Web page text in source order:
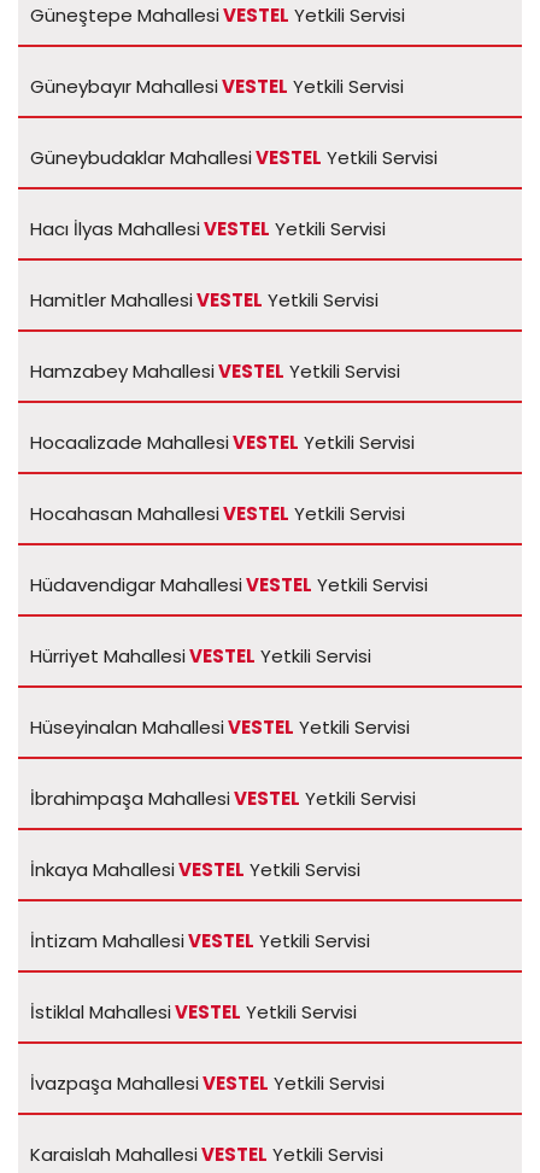
Güneştepe MahallesiVESTEL Yetkili Servisi
Güneybayır MahallesiVESTEL Yetkili Servisi
Güneybudaklar MahallesiVESTEL Yetkili Servisi
Hacı İlyas MahallesiVESTEL Yetkili Servisi
Hamitler MahallesiVESTEL Yetkili Servisi
Hamzabey MahallesiVESTEL Yetkili Servisi
Hocaalizade MahallesiVESTEL Yetkili Servisi
Hocahasan MahallesiVESTEL Yetkili Servisi
Hüdavendigar MahallesiVESTEL Yetkili Servisi
Hürriyet MahallesiVESTEL Yetkili Servisi
Hüseyinalan MahallesiVESTEL Yetkili Servisi
İbrahimpaşa MahallesiVESTEL Yetkili Servisi
İnkaya MahallesiVESTEL Yetkili Servisi
İntizam MahallesiVESTEL Yetkili Servisi
İstiklal MahallesiVESTEL Yetkili Servisi
İvazpaşa MahallesiVESTEL Yetkili Servisi
Karaislah MahallesiVESTEL Yetkili Servisi